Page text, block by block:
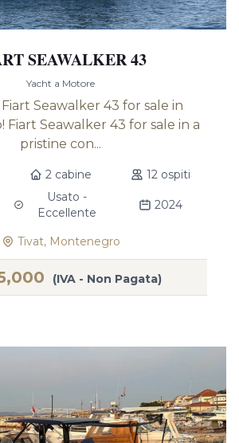
SEAWALKER 43
Yacht a Motore
Seawalker 43 for sale in
Fiart Seawalker 43 for sale in a
pristine con...
2 cabine 12 ospiti
Usato -
Eccellente
2024
Tivat, Montenegro
(IVA - Non Pagata)